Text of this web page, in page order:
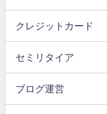
クレジットカード
セミリタイア
ブログ運営